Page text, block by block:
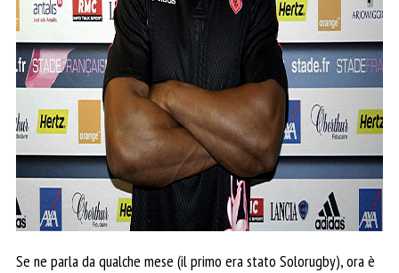
Se ne parla da qualche mese (il primo era stato Solorugby), ora è